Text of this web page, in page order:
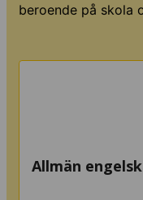
beroende på skola
Allmän